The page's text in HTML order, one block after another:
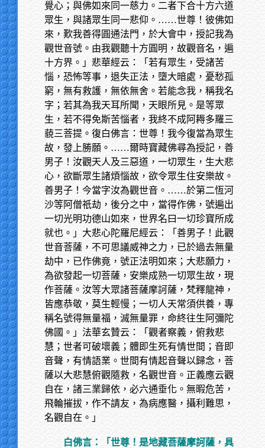
覺心；與佛如來同一慈力。二者下合十方六道
眾生，與諸眾生同一悲仰。……世尊！彼佛如
來，歎我善得圓通法門，於大會中，授記我為
觀世音號。由我觀聽十方圓明，故觀音名，遍
十方界。」悲華經云：「若有眾生，受諸苦
惱，恐怖等事，退失正法，墮大暗處，憂愁孤
窮，無有救護，無依無舍。若能念我，稱我名
字；若其為我天耳所聞，天眼所見。是等眾
生，若不得免斯苦惱者，我終不成阿耨多羅三
藐三菩提。復白佛言：世尊！我今復當為眾生
故，發上勝願。……爾時寶藏佛尋為授記，善
男子！汝觀天人及三惡道，一切眾生，生大悲
心，欲斷眾生諸煩惱故，欲令眾生住安樂故。
善男子！今當字汝為觀世音。……於第二恆河
沙等阿僧祇劫，後分之中，當得作佛，號遍出
一切光明功德山如來，世界名曰一切珍寶所成
就也。」大悲心陀羅尼經云：「善男子！此觀
世音菩薩，不可思議威神之力，已於過去無量
劫中，已作佛竟，號正法明如來；大悲願力，
為欲發起一切菩薩，安樂成熟一切眾生故，現
作菩薩。汝等大眾諸菩薩摩訶薩，梵釋龍神，
皆應恭敬，莫生輕慢；一切人天常須供養，專
稱名號得無量福，滅無量罪，命終往生阿彌陀
佛國。」法華玄贊云：「觀者察義，俯救悲
慧；世者可破壞義；體即生死有情世間；音即
音聲，有情語業。世間有情起音聲以歸念，菩
薩以大悲慧俯觀隨救，名觀世音。正義應云觀
自在，諸三業歸依，必六通垂化。無暇危苦，
飛輪摧拔，作不請友，為病應醫，攝利難思，
名觀自在。」
白佛言：「世尊！是地藏菩薩摩訶薩，具